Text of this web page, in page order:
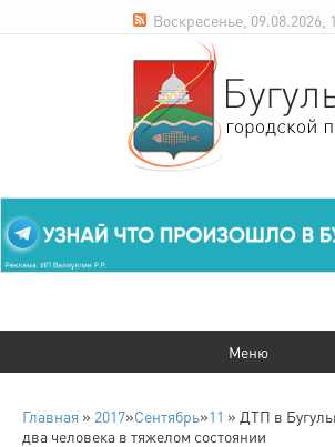
Воскресенье, 09.08.2026,
Главная » 2017»Сентябрь»11 » ДТП в
два человека в тяжелом состоянии